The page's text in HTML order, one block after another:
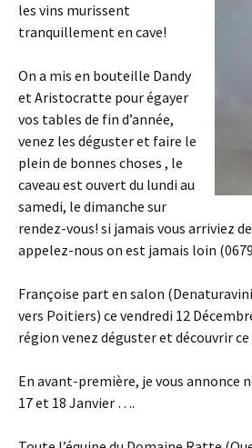
les vins murissent
tranquillement en cave!
On a mis en bouteille Dandy
et Aristocratte pour égayer
vos tables de fin d’année,
venez les déguster et faire le
plein de bonnes choses , le
caveau est ouvert du lundi au
samedi, le dimanche sur
rendez-vous! si jamais vous arriviez
appelez-nous on est jamais loin
Françoise part en salon (Denaturavini
vers Poitiers) ce vendredi 12
région venez déguster et découvrir
En avant-première, je vous annonce
17 et 18 Janvier ….